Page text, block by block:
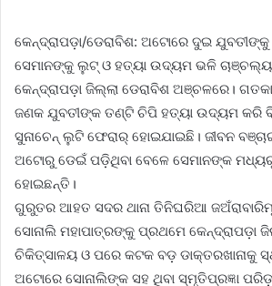
କେନ୍ଦ୍ରାପଡ଼ା/ଡେରାବିଶ: ଅଟୋରେ ଦୁଇ
ସେମାନଙ୍କୁ ଲୁଟ୍ ଓ ହତ୍ୟା ଉଦ୍ୟମ ଭଳି
କେନ୍ଦ୍ରାପଡ଼ା ଜିଲ୍ଲା ଡେରାବିଶ ଅଞ୍ଚଳରେ।
ଜଣକ ଯୁବତୀଙ୍କ ତଣ୍ଟି ଚିପି ହତ୍ୟା ଉଦ୍ୟମ କରି
ସୁନାଚେନ୍ ଲୁଟି ଫେରାର୍ ହୋଇଯାଇଛି। ଜୀବନ
ଅଟୋରୁ ଡେଇଁ ପଡ଼ିଥିବା ବେଳେ ସେମାନଙ୍କ
ହୋଇଛନ୍ତି।
ଗୁରୁତର ଆହତ ସଦର ଥାନା ତିନିଘରିଆ
ସୋନାଲି ମହାପାତ୍ରଙ୍କୁ ପ୍ରଥମେ କେନ୍ଦ୍ରାପଡ଼ା
ଚିକିତ୍ସାଳୟ ଓ ପରେ କଟକ ବଡ଼ ଡାକ୍ତରଖାନାକୁ
ଅଟୋରେ ସୋନାଲିଙ୍କ ସହ ଥିବା ସ୍ମୃତିପ୍ରଜ୍ଞା